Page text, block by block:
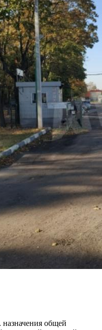
назначения общей